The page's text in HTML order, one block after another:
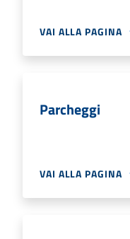
VAI ALLA PAGINA
Parcheggi
VAI ALLA PAGINA